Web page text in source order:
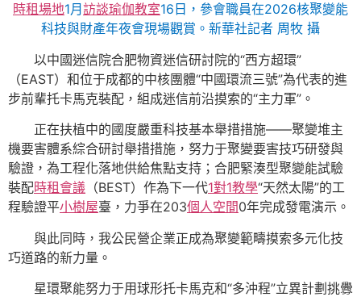
時租場地1月 訪談瑜伽教室16日，參會職員在2026核聚變能
科技與財產年夜會現場觀賞。新華社記者 周牧 攝
以中國迷信院合肥物資迷信研討院的“西方超環”
（EAST）和位于成都的中核團體“中國環流三號”為代表的進
步前輩托卡馬克裝配，組成迷信前沿摸索的“主力軍”。
正在扶植中的國度嚴重科技基本舉措措施——聚變堆主
機要害體系綜合研討舉措措施，努力于聚變要害技巧研發與
驗證，為工程化落地供給焦點支持；合肥緊湊型聚變能試驗
裝配時租會議 （BEST）作為下一代1對1教學“天然太陽”的工
程驗證平小樹屋臺，力爭在203個人空間0年完成發電演示。
與此同時，我公民營企業正成為聚變範疇摸索多元化技
巧道路的新力量。
星環聚能努力于用球形托卡馬克和“多沖程”立異計劃挑釁